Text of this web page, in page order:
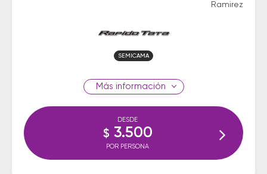
Ramirez
SEMICAMA
información
DESDE
$ 3.500
POR PERSONA